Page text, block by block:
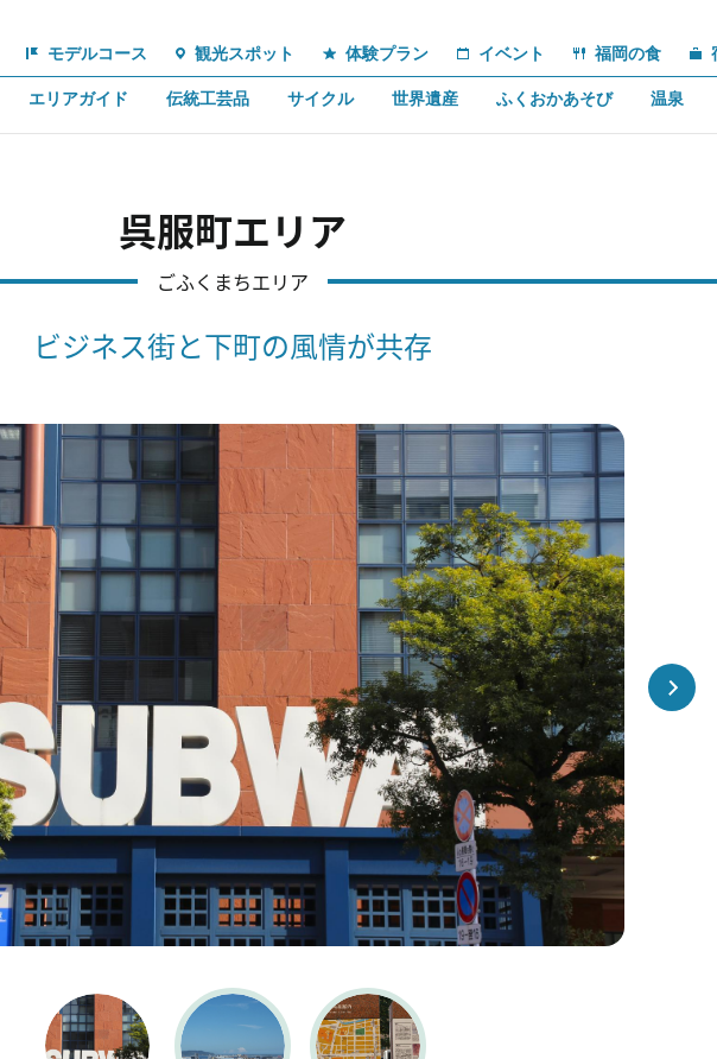
モデルコース 観光スポット 体験プラン イベント 福岡の食
エリアガイド 伝統工芸品 サイクル 世界遺産 ふくおかあそび 温泉
呉服町エリア
ごふくまちエリア
ビジネス街と下町の風情が共存